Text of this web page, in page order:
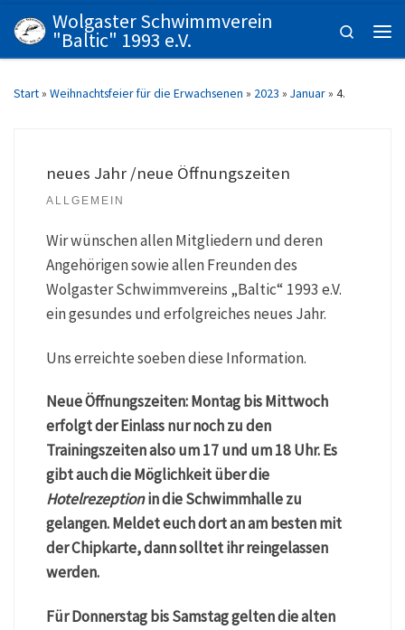
Zum Inhalt springen
Wolgaster Schwimmverein
"Baltic" 1993 e.V.
Search
Start» Weihnachtsfeier für die Erwachsenen » 2023 » Januar» 4.
neues Jahr /neue Öffnungszeiten
ALLGEMEIN
Wir wünschen allen Mitgliedern und deren
Angehörigen sowie allen Freunden des
Wolgaster Schwimmvereins „Baltic“ 1993 e.V.
ein gesundes und erfolgreiches neues Jahr.
Uns erreichte soeben diese Information.
Neue Öffnungszeiten: Montag bis Mittwoch
erfolgt der Einlass nur noch zu den
Trainingszeiten also um 17 und um 18 Uhr. Es
gibt auch die Möglichkeit über die
Hotelrezeptionin die Schwimmhalle zu
gelangen. Meldet euch dort an am besten mit
der Chipkarte, dann solltet ihr reingelassen
werden.
Für Donnerstag bis Samstag gelten die alten